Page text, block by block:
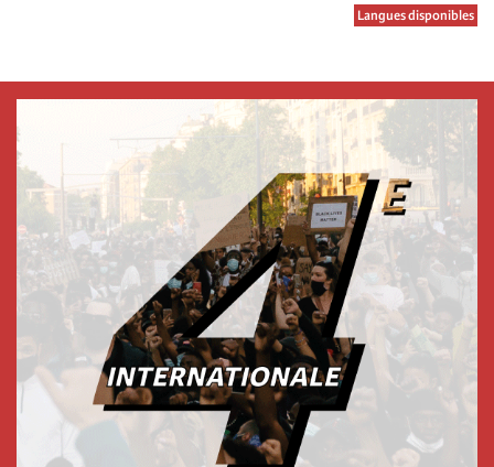
Langues disponibles